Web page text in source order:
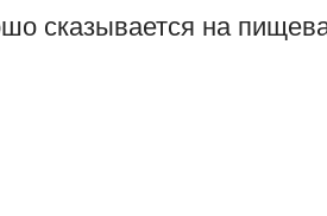
сказывается на